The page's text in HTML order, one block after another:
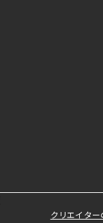
クリエイタ